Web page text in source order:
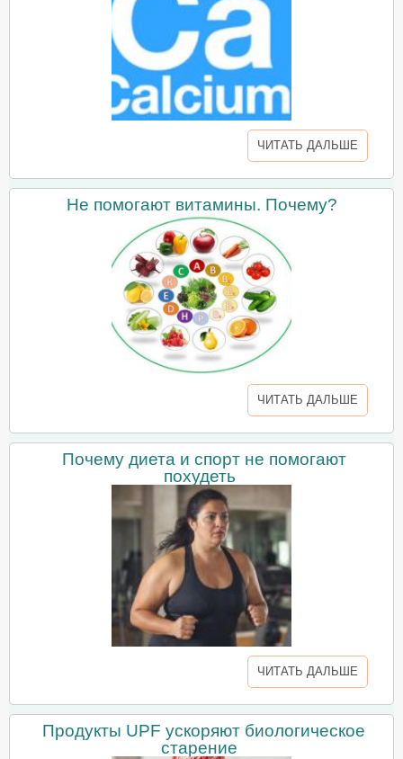
ЧИТАТЬ ДАЛЬШЕ
Не помогают витамины. Почему?
ЧИТАТЬ ДАЛЬШЕ
Почему диета и спорт не помогают
похудеть
ЧИТАТЬ ДАЛЬШЕ
Продукты UPF ускоряют биологическое
старение